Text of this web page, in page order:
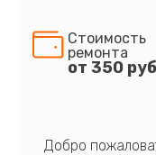
Стоимость
ремонта
от 350 руб
Добро